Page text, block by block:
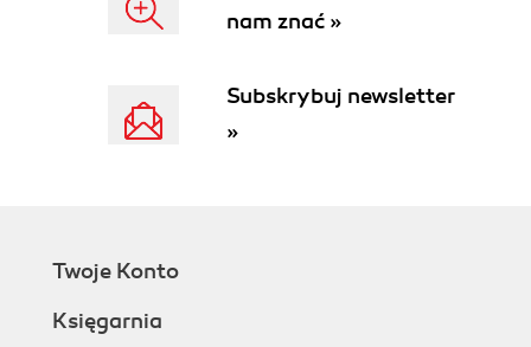
2.7 Relacje i funkcje 112
2.7.1 Para uporządkowana. Produkt kartezjański
2.8 Zbiory ufundowane 126
2.8.1 Teoria ZF − z aksjomatem Ω 127
nam znać »
Subskrybuj newsletter
»
Twoje Konto
Księgarnia